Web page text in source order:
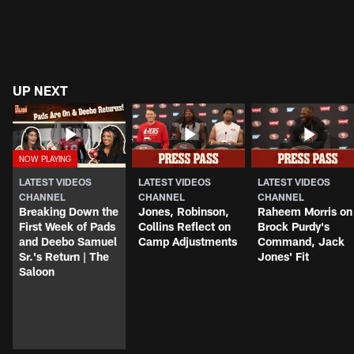
UP NEXT
LATEST VIDEOS
CHANNEL
Breaking Down the
First Week of Pads
and Deebo Samuel
Sr.'s Return | The
Saloon
LATEST VIDEOS
CHANNEL
Jones, Robinson,
Collins Reflect on
Camp Adjustments
LATEST VIDEOS
CHANNEL
Raheem Morris on
Brock Purdy's
Command, Jack
Jones' Fit